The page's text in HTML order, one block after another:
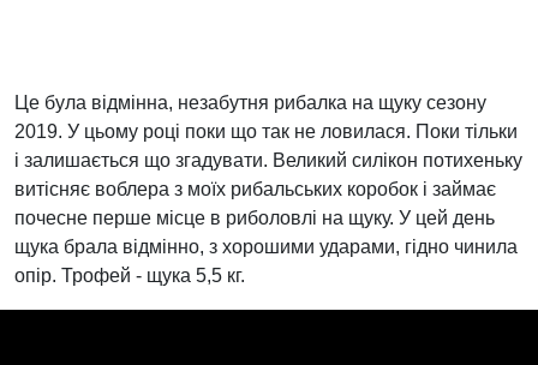
Це була відмінна, незабутня рибалка на щуку сезону
2019. У цьому році поки що так не ловилася. Поки тільки
і залишається що згадувати. Великий силікон потихеньку
витісняє воблера з моїх рибальських коробок і займає
почесне перше місце в риболовлі на щуку. У цей день
щука брала відмінно, з хорошими ударами, гідно чинила
опір. Трофей - щука 5,5 кг.